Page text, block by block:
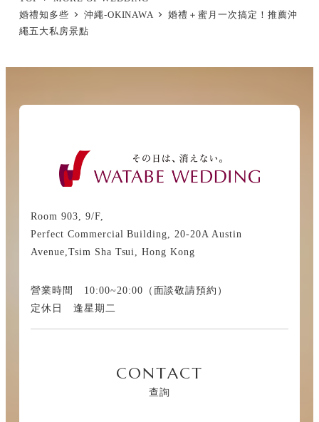
婚禮知多些
沖繩-OKINAWA
婚禮＋蜜月一次搞定！推薦沖
繩五大私房景點
Room 903, 9/F,
Perfect Commercial Building, 20-20A Austin
Avenue,Tsim Sha Tsui, Hong Kong
營業時間 10:00~20:00（面談敬請預約）
定休日 逢星期二
CONTACT
查詢